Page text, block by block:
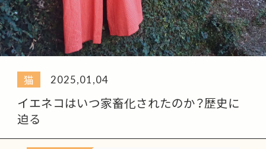
猫 2025,01,14
猫トイレに最適な固まる砂の特徴と活用法
猫 2025,01,04
イエネコはいつ家畜化されたのか？歴史に
迫る
NEWS 2025,01,01